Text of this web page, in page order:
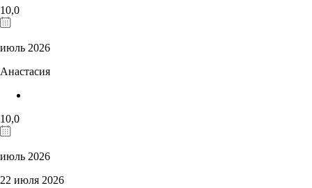
10,0
июль 2026
Анастасия
10,0
июль 2026
22 июля 2026